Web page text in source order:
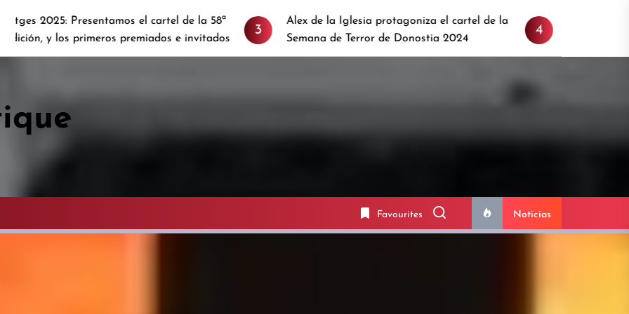
el cartel de la 58ª
primeros premiados e invitados
Alex de la Iglesia protagoniza el cartel de la
Semana de Terror de Donostia 2024
Sitges 2024:
confirmamos más
Favourites Noticias